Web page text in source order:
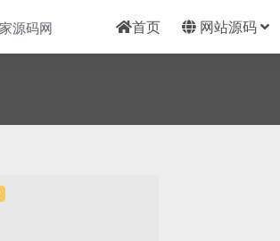
首页 网站源码